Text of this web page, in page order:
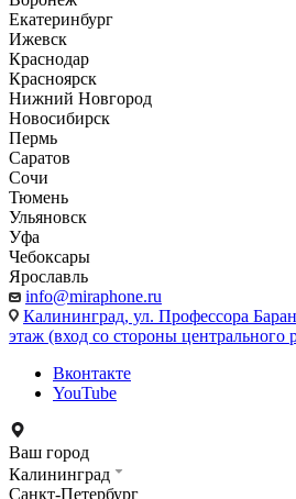
Екатеринбург
Ижевск
Краснодар
Красноярск
Нижний Новгород
Новосибирск
Пермь
Саратов
Сочи
Тюмень
Ульяновск
Уфа
Чебоксары
Ярославль
info@miraphone.ru
Калининград, ул. Профессора
этаж (вход со стороны центрального
Вконтакте
YouTube
Ваш город
Калининград
Санкт-Петербург